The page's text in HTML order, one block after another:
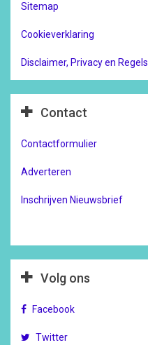
Sitemap
Cookieverklaring
Disclaimer, Privacy en Regels
Contact
Contactformulier
Adverteren
Inschrijven Nieuwsbrief
Volg ons
Facebook
Twitter